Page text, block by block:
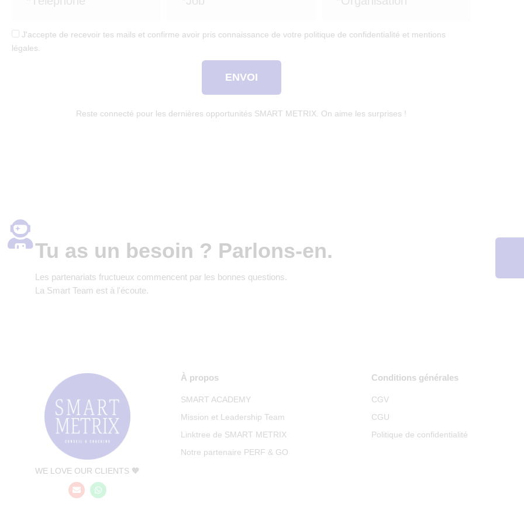
J'accepte de recevoir tes mails et confirme avoir pris connaissance de votre politique de confidentialité et mentions
légales.
ENVOI
Reste connecté pour les dernières opportunités SMART METRIX. On aime les surprises !
Tu as un besoin ? Parlons-en.
Les partenariats fructueux commencent par les bonnes questions.
La Smart Team est à l'écoute.
WE LOVE OUR CLIENTS 🧡
À propos
SMART ACADEMY
Mission et Leadership Team
Linktree de SMART METRIX
Notre partenaire PERF & GO
Conditions générales
CGV
CGU
Politique de confidentialité